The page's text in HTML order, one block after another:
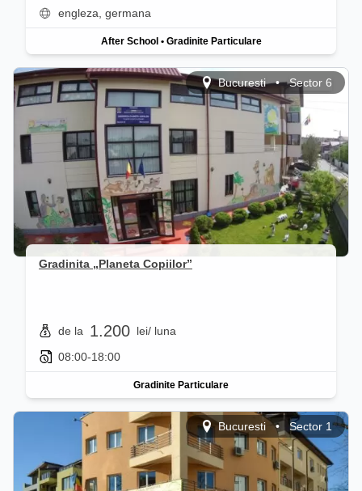
engleza, germana
After School • Gradinite Particulare
Bucuresti•Sector 6
Gradinita „Planeta Copiilor”
de la 1.200 lei/ luna
08:00-18:00
Gradinite Particulare
Bucuresti •Sector 1